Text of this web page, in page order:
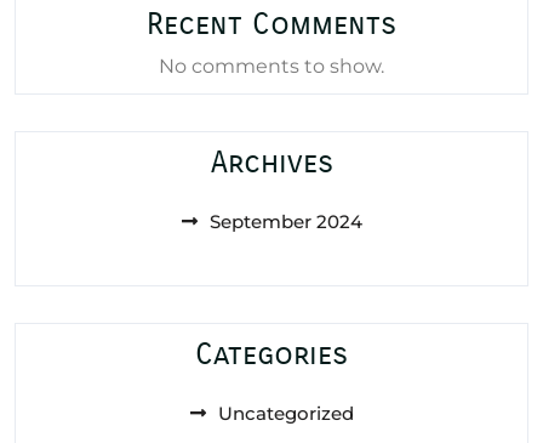
Recent Comments
No comments to show.
Archives
September 2024
Categories
Uncategorized